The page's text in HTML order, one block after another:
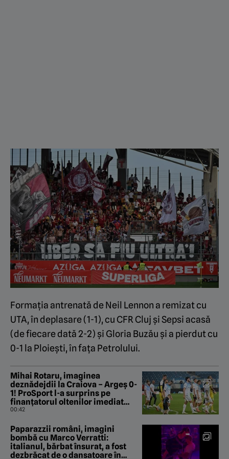
Formația antrenată de Neil Lennon a remizat cu
UTA, în deplasare (1-1), cu CFR Cluj și Sepsi acasă
(de fiecare dată 2-2) și Gloria Buzău și a pierdut cu
0-1 la Ploiești, în fața Petrolului.
Mihai Rotaru, imaginea
deznădejdii la Craiova – Argeș 0-
1! ProSport l-a surprins pe
finanțatorul oltenilor imediat
după fluierul de final
00:42
Paparazzii români, imagini
bombă cu Marco Verratti:
italianul, bărbat însurat, a fost
dezbrăcat de o dansatoare în